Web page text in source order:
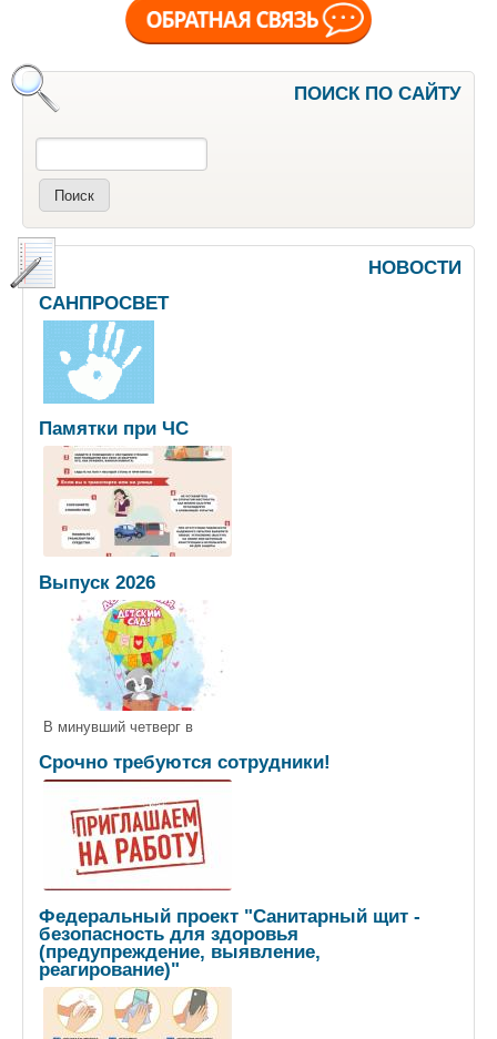
ПОИСК ПО САЙТУ
Поиск
НОВОСТИ
САНПРОСВЕТ
Памятки при ЧС
Выпуск 2026
В минувший четверг в
Срочно требуются сотрудники!
Федеральный проект "Санитарный щит -
безопасность для здоровья
(предупреждение, выявление,
реагирование)"